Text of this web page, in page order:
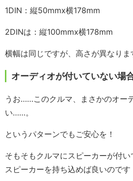
1DIN：縦50mmx横178mm
2DINは：縦100mmx横178mm
横幅は同じですが、高さが異なりま
オーディオが付いていない場
うお……このクルマ、まさかのオー
い……。
というパターンでもご安心を！
そもそもクルマにスピーカーが付い
スピーカーを持ち込めば良いのです